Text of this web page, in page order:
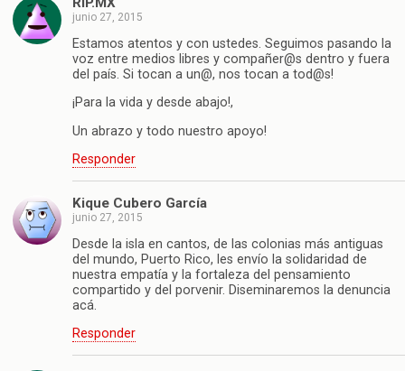
junio 27, 2015
Estamos atentos y con ustedes. Seguimos pasando la
voz entre medios libres y compañer@s dentro y fuera
del país. Si tocan a un@, nos tocan a tod@s!
¡Para la vida y desde abajo!,
Un abrazo y todo nuestro apoyo!
Responder
Kique Cubero García
junio 27, 2015
Desde la isla en cantos, de las colonias más antiguas
del mundo, Puerto Rico, les envío la solidaridad de
nuestra empatía y la fortaleza del pensamiento
compartido y del porvenir. Diseminaremos la denuncia
acá.
Responder